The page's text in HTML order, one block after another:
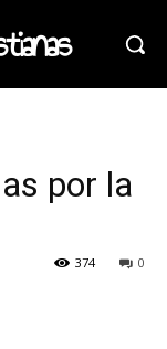
por la
0
374